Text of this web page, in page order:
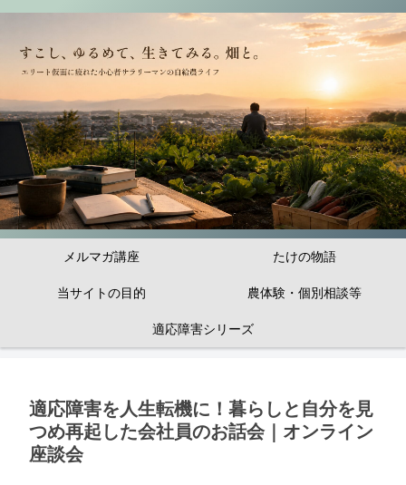
メルマガ講座 たけの物語
当サイトの目的 農体験・個別相談等
適応障害シリーズ
適応障害を人生転機に！暮らしと自分を見
つめ再起した会社員のお話会｜オンライン
座談会